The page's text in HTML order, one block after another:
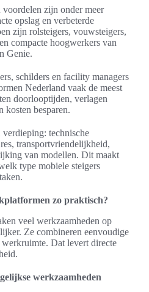
zijn onder meer
opslag en verbeterde
zijn rolsteigers, vouwsteigers,
compacte hoogwerkers van
Genie.
schilders en facility managers
Nederland vaak de meest
doorlooptijden, verlagen
kosten besparen.
technische
transportvriendelijkheid,
van modellen. Dit maakt
type mobiele steigers
zo praktisch?
veel werkzaamheden op
Ze combineren eenvoudige
Dat levert directe
werkzaamheden